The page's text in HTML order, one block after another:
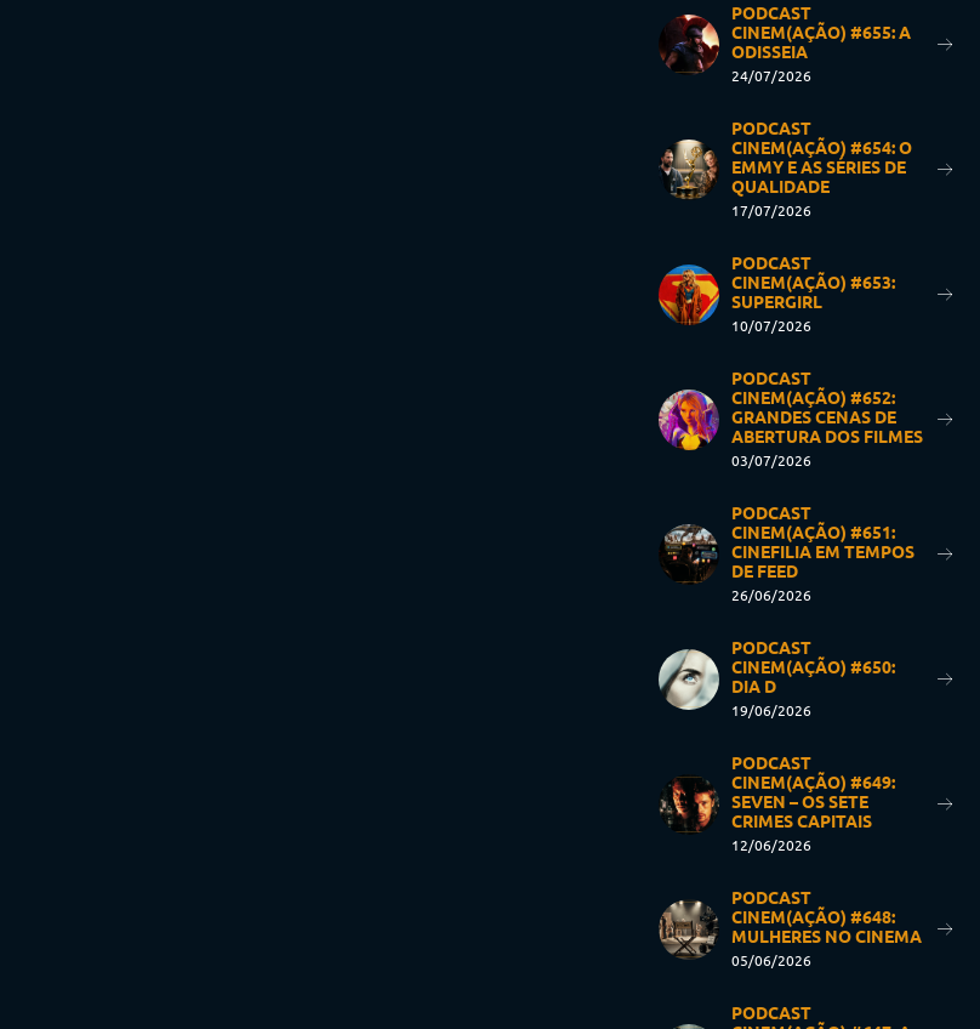
PODCAST
CINEM(AÇÃO) #655: A
ODISSEIA
24/07/2026
PODCAST
CINEM(AÇÃO) #654: O
EMMY E AS SÉRIES DE
QUALIDADE
17/07/2026
PODCAST
CINEM(AÇÃO) #653:
SUPERGIRL
10/07/2026
PODCAST
CINEM(AÇÃO) #652:
GRANDES CENAS DE
ABERTURA DOS FILMES
03/07/2026
PODCAST
CINEM(AÇÃO) #651:
CINEFILIA EM TEMPOS
DE FEED
26/06/2026
PODCAST
CINEM(AÇÃO) #650:
DIA D
19/06/2026
PODCAST
CINEM(AÇÃO) #649:
SEVEN – OS SETE
CRIMES CAPITAIS
12/06/2026
PODCAST
CINEM(AÇÃO) #648:
MULHERES NO CINEMA
05/06/2026
PODCAST